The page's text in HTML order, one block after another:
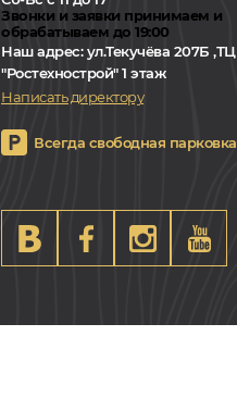
Звонки и заявки принимаем и
обрабатываем до 19:00
Наш адрес:ул.Текучёва 207Б ,ТЦ
"Ростехнострой" 1 этаж
Написать директору
Всегда свободная парковка